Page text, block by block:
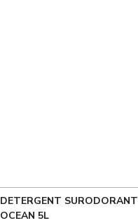
DETERGENT SURODORANT
OCEAN 5L